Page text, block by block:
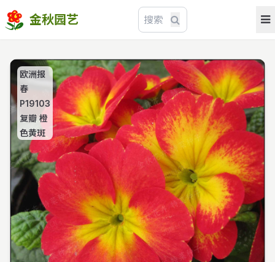
金秋园艺
欧洲报
春
P19103
复瓣 橙
色黄斑